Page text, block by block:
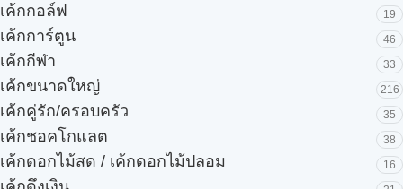
เค้กกอล์ฟ 19
เค้กการ์ตูน 46
เค้กกีฬา 33
เค้กขนาดใหญ่ 216
เค้กคู่รัก/ครอบครัว 35
เค้กชอคโกแลต 38
เค้กดอกไม้สด / เค้กดอกไม้ปลอม 16